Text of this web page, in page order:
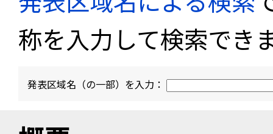
称を入力して検索でき
発表区域名（の一部）を入力：